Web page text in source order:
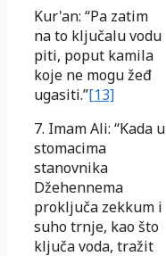
Kur'an: “Pa zatim
na to ključalu vodu
piti, poput kamila
koje ne mogu žeđ
ugasiti.”[13]
7. Imam Ali: “Kada u
stomacima
stanovnika
Džehennema
proključa zekkum i
suho trnje, kao što
ključa voda, tražit